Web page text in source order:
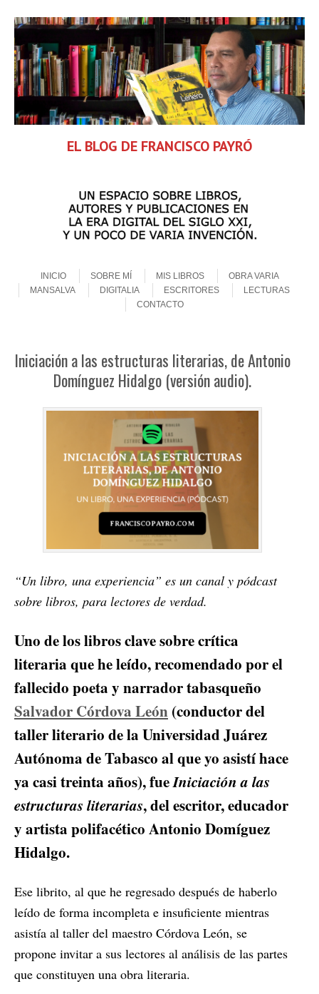
EL BLOG DE FRANCISCO PAYRÓ
MenuINICIO
SOBRE MÍ MIS LIBROS
OBRA VARIA
MANSALVA
DIGITALIA ESCRITORES
LECTURAS
CONTACTO
Iniciación a las estructuras literarias, de Antonio
Domínguez Hidalgo (versión audio).
“Un libro, una experiencia” es un canal y pódcast
sobre libros, para lectores de verdad.
Uno de los libros clave sobre crítica
literaria que he leído, recomendado por el
fallecido poeta y narrador tabasqueño
Salvador Córdova León (conductor del
taller literario de la Universidad Juárez
Autónoma de Tabasco al que yo asistí hace
ya casi treinta años), fueIniciación a las
estructuras literarias, del escritor, educador
y artista polifacético Antonio Domíguez
Hidalgo.
Ese librito, al que he regresado después de haberlo
leído de forma incompleta e insuficiente mientras
asistía al taller del maestro Córdova León, se
propone invitar a sus lectores al análisis de las partes
que constituyen una obra literaria.